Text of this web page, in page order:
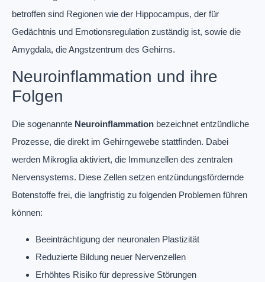
betroffen sind Regionen wie der Hippocampus, der für
Gedächtnis und Emotionsregulation zuständig ist, sowie die
Amygdala, die Angstzentrum des Gehirns.
Neuroinflammation und ihre
Folgen
Die sogenannte Neuroinflammation bezeichnet entzündliche
Prozesse, die direkt im Gehirngewebe stattfinden. Dabei
werden Mikroglia aktiviert, die Immunzellen des zentralen
Nervensystems. Diese Zellen setzen entzündungsfördernde
Botenstoffe frei, die langfristig zu folgenden Problemen führen
können:
Beeinträchtigung der neuronalen Plastizität
Reduzierte Bildung neuer Nervenzellen
Erhöhtes Risiko für depressive Störungen